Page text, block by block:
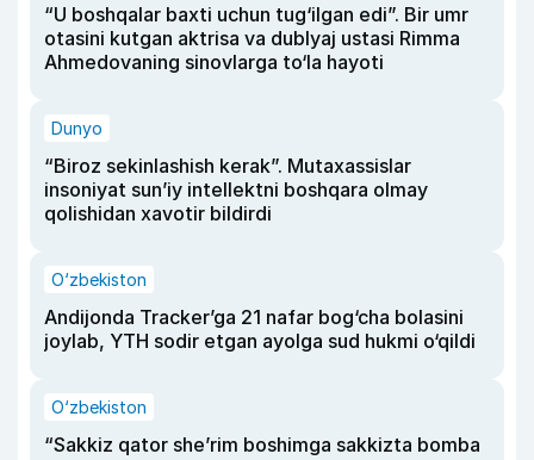
“U boshqalar baxti uchun tug‘ilgan edi”. Bir umr
otasini kutgan aktrisa va dublyaj ustasi Rimma
Ahmedovaning sinovlarga to‘la hayoti
Dunyo
“Biroz sekinlashish kerak”. Mutaxassislar
insoniyat sun’iy intellektni boshqara olmay
qolishidan xavotir bildirdi
O‘zbekiston
Andijonda Tracker’ga 21 nafar bog‘cha bolasini
joylab, YTH sodir etgan ayolga sud hukmi o‘qildi
O‘zbekiston
“Sakkiz qator she’rim boshimga sakkizta bomba